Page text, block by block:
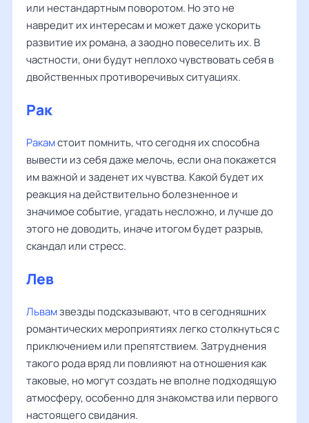
или нестандартным поворотом. Но это не
навредит их интересам и может даже ускорить
развитие их романа, а заодно повеселить их. В
частности, они будут неплохо чувствовать себя в
двойственных противоречивых ситуациях.
Рак
Ракамстоит помнить, что сегодня их способна
вывести из себя даже мелочь, если она покажется
им важной и заденет их чувства. Какой будет их
реакция на действительно болезненное и
значимое событие, угадать несложно, и лучше до
этого не доводить, иначе итогом будет разрыв,
скандал или стресс.
Лев
Львамзвезды подсказывают, что в сегодняшних
романтических мероприятиях легко столкнуться с
приключением или препятствием. Затруднения
такого рода вряд ли повлияют на отношения как
таковые, но могут создать не вполне подходящую
атмосферу, особенно для знакомства или первого
настоящего свидания.